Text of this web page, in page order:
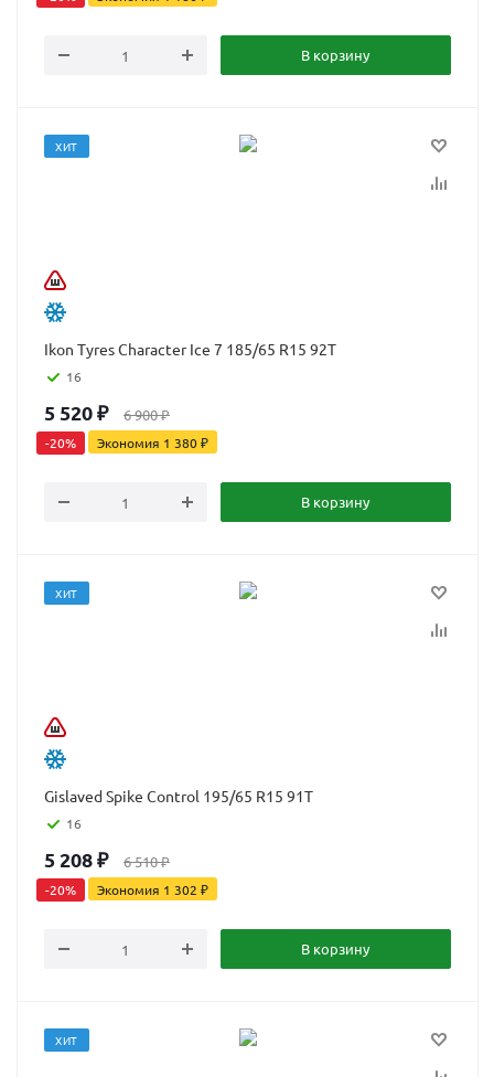
В корзину
ХИТ
Ikon Tyres Character Ice 7 185/65 R15 92T
16
5 520₽ 6 900₽
-20% Экономия 1 380₽
В корзину
ХИТ
Gislaved Spike Control 195/65 R15 91T
16
5 208₽ 6 510₽
-20% Экономия 1 302 ₽
В корзину
ХИТ